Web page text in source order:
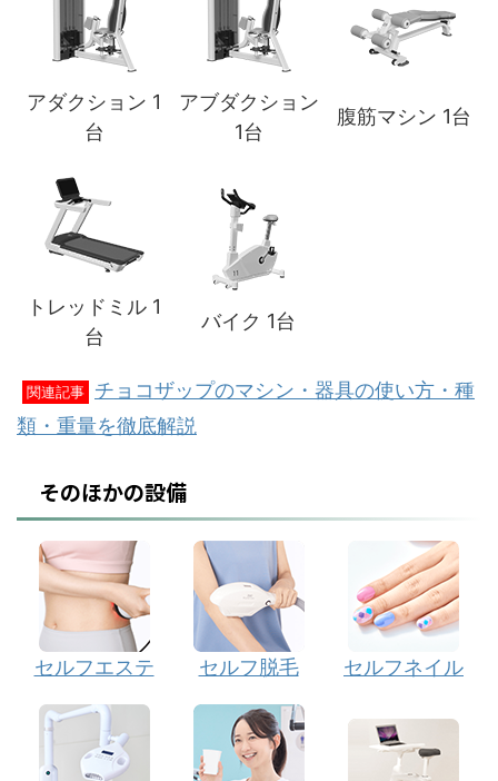
アダクション 1
台
アブダクション
1台
腹筋マシン 1台
トレッドミル 1
台
バイク 1台
関連記事
チョコザップのマシン・器具の使い方・種
類・重量を徹底解説
そのほかの設備
セルフエステ セルフ脱毛 セルフネイル